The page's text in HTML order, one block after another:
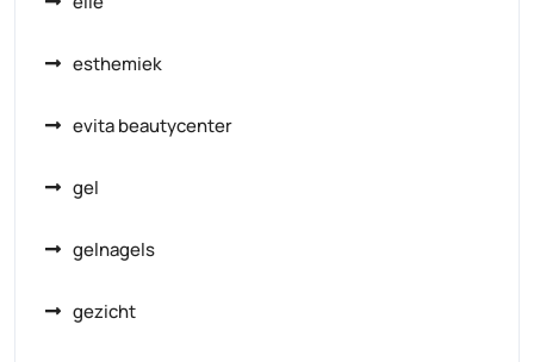
esthemiek
evita beautycenter
gel
gelnagels
gezicht